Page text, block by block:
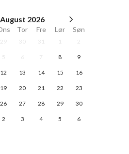
August 2026
Tor Fre Lør Søn
29 30 31 1 2
5 6 7 8 9
12 13 14 15 16
19 20 21 22 23
26 27 28 29 30
2 3 4 5 6